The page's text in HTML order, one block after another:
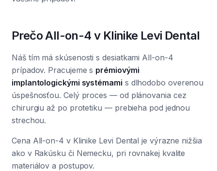
Prečo All-on-4 v Klinike Levi Dental
Náš tím má skúsenosti s desiatkami All-on-4
prípadov. Pracujeme s prémiovými
implantologickými systémami s dlhodobo overenou
úspešnosťou. Celý proces — od plánovania cez
chirurgiu až po protetiku — prebieha pod jednou
strechou.
Cena All-on-4 v Klinike Levi Dental je výrazne nižšia
ako v Rakúsku či Nemecku, pri rovnakej kvalite
materiálov a postupov.